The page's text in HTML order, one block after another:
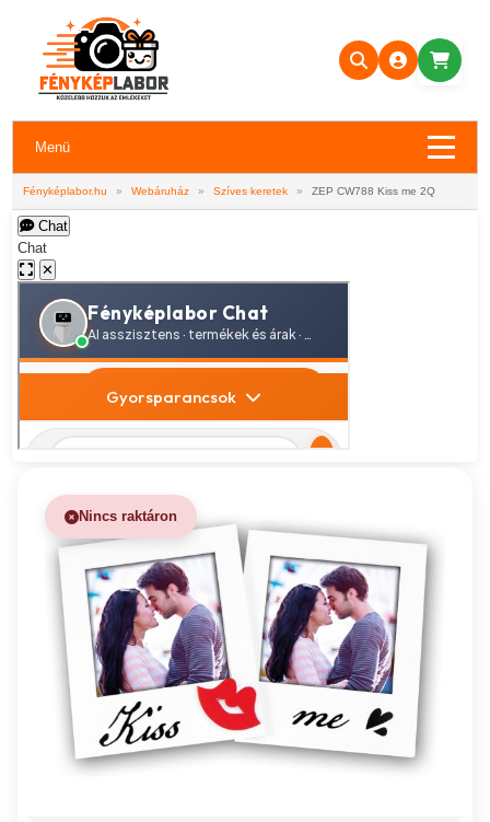
Menü
Fényképlabor.hu » Webáruház » Szíves keretek » ZEP CW788 Kiss me 2Q
Chat
Chat
✕
Nincs raktáron